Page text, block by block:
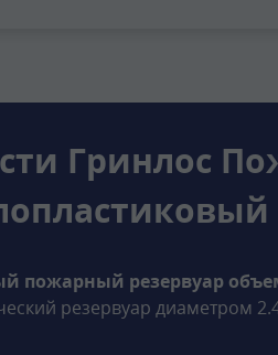
Гринлос
пожарный резервуар
резервуар диаметром